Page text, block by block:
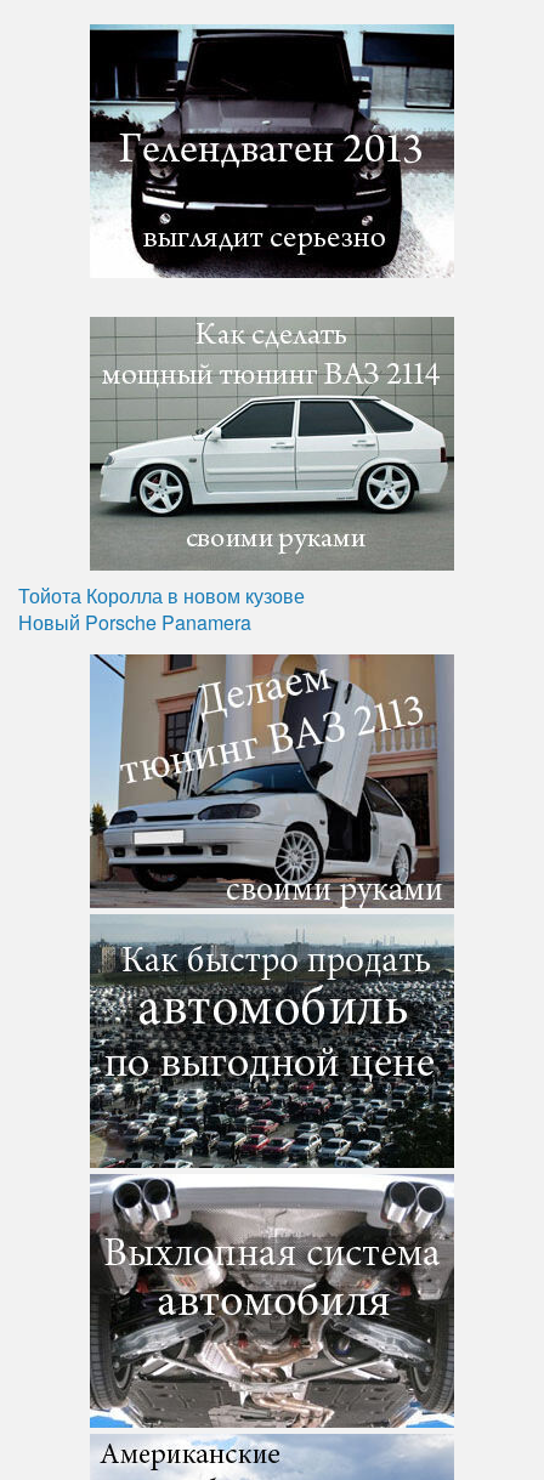
Тойота Королла в новом кузове
Новый Porsche Panamera